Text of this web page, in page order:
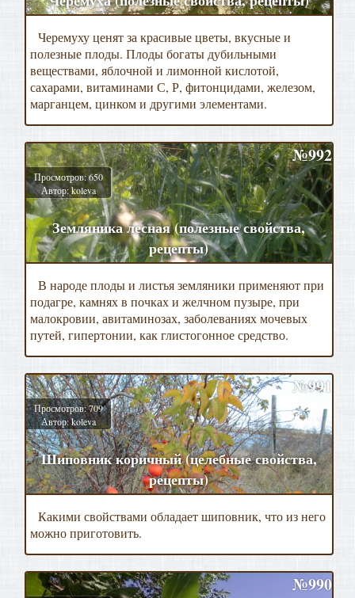
Черемуху ценят за красивые цветы, вкусные и
полезные плоды. Плоды богаты дубильными
веществами, яблочной и лимонной кислотой,
сахарами, витаминами С, Р, фитонцидами, железом,
марганцем, цинком и другими элементами.
№992
Просмотров: 650
Автор: koleva
Земляника лесная (полезные свойства,
рецепты)
В народе плоды и листья земляники применяют при
подагре, камнях в почках и желчном пузыре, при
малокровии, авитаминозах, заболеваниях мочевых
путей, гипертонии, как глистогонное средство.
№991
Просмотров: 709
Автор: koleva
Шиповник коричный (целебные свойства,
рецепты)
Какими свойствами обладает шиповник, что из него
можно приготовить.
№990